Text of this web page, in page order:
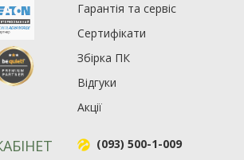
Гарантія та сервіс
Сертифікати
Збірка ПК
Відгуки
Акції
(093) 500-1-009